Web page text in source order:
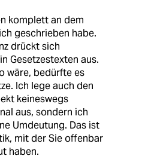
komplett an dem
geschrieben habe.
drückt sich
Gesetzestexten aus.
wäre, bedürfte es
Ich lege auch den
keineswegs
aus, sondern ich
Umdeutung. Das ist
mit der Sie offenbar
haben.